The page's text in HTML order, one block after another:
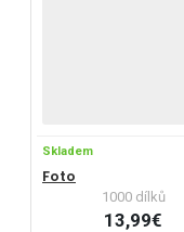
Skladem
Foto
1000 dílků
13,99€